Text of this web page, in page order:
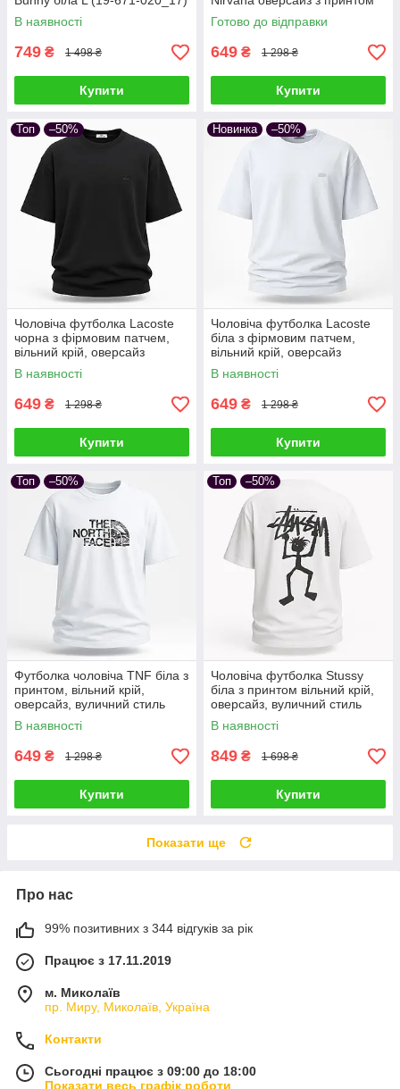
В наявності
749 ₴ 1 498 ₴
Купити
Готово до відправки
649 ₴ 1 298 ₴
Купити
Топ –50%
Чоловіча футболка Lacoste
чорна з фірмовим патчем,
вільний крій, оверсайз
В наявності
649 ₴ 1 298 ₴
Купити
Новинка –50%
Чоловіча футболка Lacoste
біла з фірмовим патчем,
вільний крій, оверсайз
В наявності
649 ₴ 1 298 ₴
Купити
Топ –50%
Футболка чоловіча TNF біла з
принтом, вільний крій,
оверсайз, вуличний стиль
В наявності
649 ₴ 1 298 ₴
Купити
Топ –50%
Чоловіча футболка Stussy
біла з принтом вільний крій,
оверсайз, вуличний стиль
В наявності
849 ₴ 1 698 ₴
Купити
Показати ще
Про нас
99% позитивних з 344 відгуків за рік
Працює з 17.11.2019
м. Миколаїв
пр. Миру, Миколаїв, Україна
Контакти
Сьогодні працює з 09:00 до 18:00
Показати весь графік роботи